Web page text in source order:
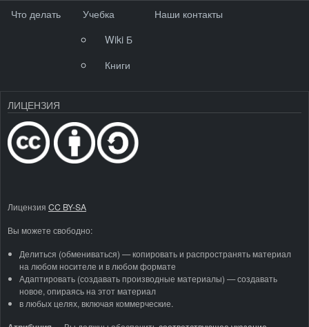
Что делать
Учебка
Wiki Б
Книги
Наши контакты
ЛИЦЕНЗИЯ
Лицензия CC BY-SA
Вы можете свободно:
Делиться (обмениваться) — копировать и распространять материал
на любом носителе и в любом формате
Адаптировать (создавать производные материалы) — создавать
новое, опираясь на этот материал
в любых целях, включая коммерческие.